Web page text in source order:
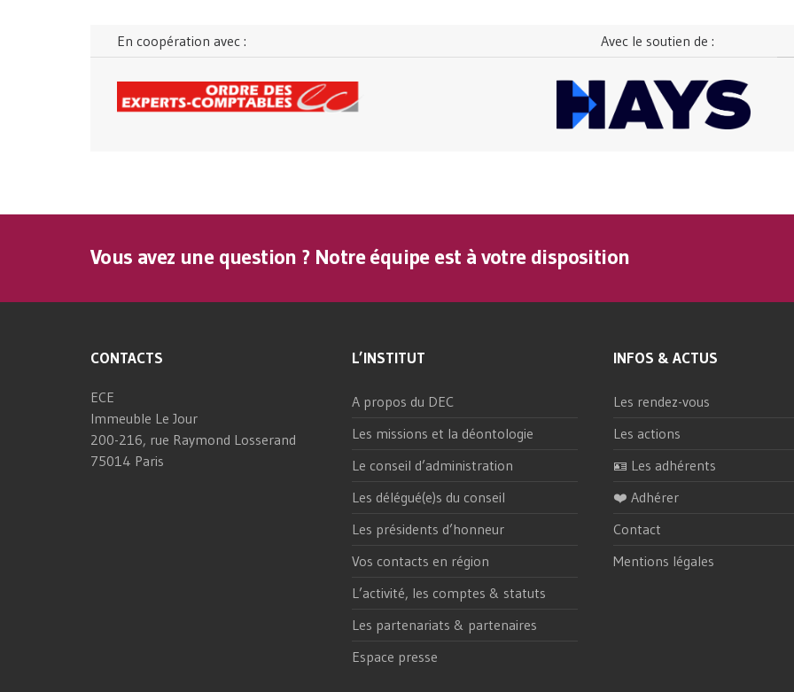
En coopération avec : Avec le soutien de :
Vous avez une question ? Notre équipe est à votre disposition
CONTACTS
ECE
Immeuble Le Jour
200-216, rue Raymond Losserand
75014 Paris
L’INSTITUT
A propos du DEC
Les missions et la déontologie
Le conseil d’administration
Les délégué(e)s du conseil
Les présidents d’honneur
Vos contacts en région
L’activité, les comptes & statuts
Les partenariats & partenaires
Espace presse
INFOS & ACTUS
Les rendez-vous
Les actions
🪪 Les adhérents
❤️ Adhérer
Contact
Mentions légales